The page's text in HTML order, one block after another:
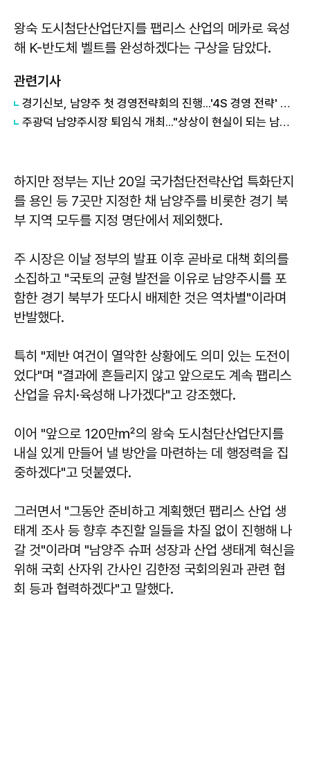
왕숙 도시첨단산업단지를 팹리스 산업의 메카로 육성
해 K-반도체 벨트를 완성하겠다는 구상을 담았다.
관련기사
경기신보, 남양주 첫 경영전략회의 진행...'4S 경영 전략' 속도
주광덕 남양주시장 퇴임식 개최..."상상이 현실이 되는 남양주 위해 달려왔다"
하지만 정부는 지난 20일 국가첨단전략산업 특화단지
를 용인 등 7곳만 지정한 채 남양주를 비롯한 경기 북
부 지역 모두를 지정 명단에서 제외했다.
주 시장은 이날 정부의 발표 이후 곧바로 대책 회의를
소집하고 "국토의 균형 발전을 이유로 남양주시를 포
함한 경기 북부가 또다시 배제한 것은 역차별"이라며
반발했다.
특히 "제반 여건이 열악한 상황에도 의미 있는 도전이
었다"며 "결과에 흔들리지 않고 앞으로도 계속 팹리스
산업을 유치·육성해 나가겠다"고 강조했다.
이어 "앞으로 120만㎡의 왕숙 도시첨단산업단지를
내실 있게 만들어 낼 방안을 마련하는 데 행정력을 집
중하겠다"고 덧붙였다.
그러면서 "그동안 준비하고 계획했던 팹리스 산업 생
태계 조사 등 향후 추진할 일들을 차질 없이 진행해 나
갈 것"이라며 "남양주 슈퍼 성장과 산업 생태계 혁신을
위해 국회 산자위 간사인 김한정 국회의원과 관련 협
회 등과 협력하겠다"고 말했다.